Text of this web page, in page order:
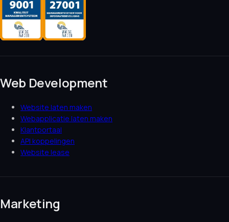
Web Development
Website laten maken
Webapplicatie laten maken
Klantportaal
API koppelingen
Website lease
Marketing